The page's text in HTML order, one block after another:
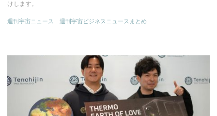
けします。
週刊宇宙ニュース 週刊宇宙ビジネスニュースまとめ